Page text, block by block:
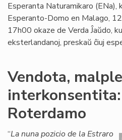
Esperanta Naturamikaro (ENa),
Esperanto-Domo en Malago,
17h00 okaze de Verda Ĵaŭdo,
eksterlandanoj, preskaŭ ĉiuj
Vendota,
Roterdamo
“La nuna pozicio de la Estraro